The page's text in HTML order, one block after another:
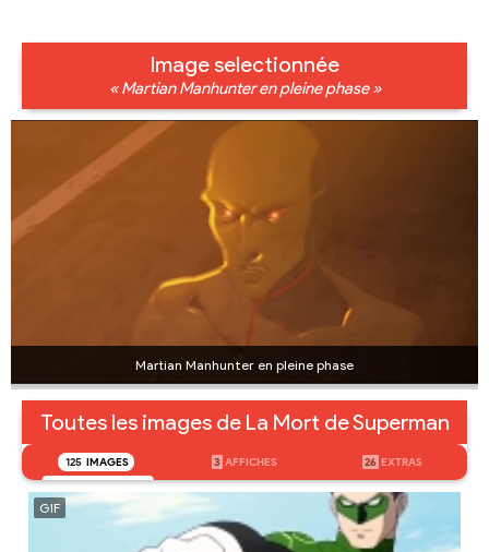
Image selectionnée
« Martian Manhunter en pleine phase »
Martian Manhunter en pleine phase
Toutes les images de La Mort de Superman
125 IMAGES 3 AFFICHES 26 EXTRAS